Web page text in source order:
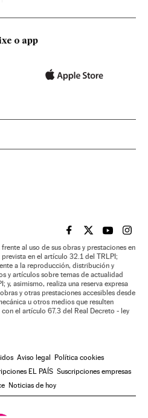
o app
EL PAÍS BRASIL EN
EL PAÍSEL PAÍS
EL
al uso de sus obras y prestaciones en
en el artículo 32.1 del TRLPI;
a la reproducción, distribución y
y artículos sobre temas de actualidad
y, asimismo, realiza una reserva expresa
y otras prestaciones accesibles desde
u otros medios que resulten
el artículo 67.3 del Real Decreto - ley
Aviso legal Política cookies
EL PAÍS Suscripciones empresas
Noticias de hoy